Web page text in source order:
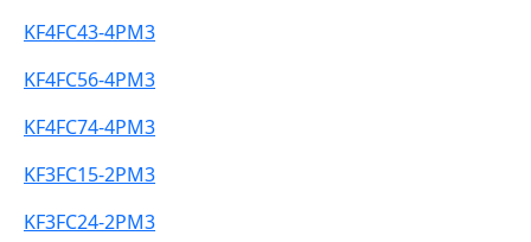
KF4FC43-4PM3
KF4FC56-4PM3
KF4FC74-4PM3
KF3FC15-2PM3
KF3FC24-2PM3